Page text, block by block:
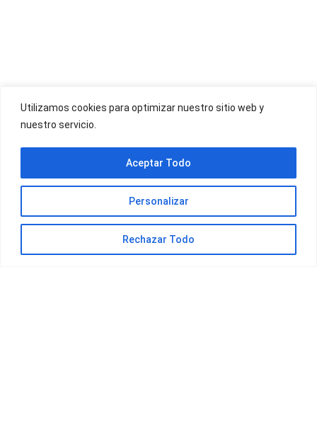
Utilizamos cookies para optimizar nuestro sitio web y
nuestro servicio.
Personalizar
Rechazar Todo
Aceptar Todo
OFERTAS YOIGO